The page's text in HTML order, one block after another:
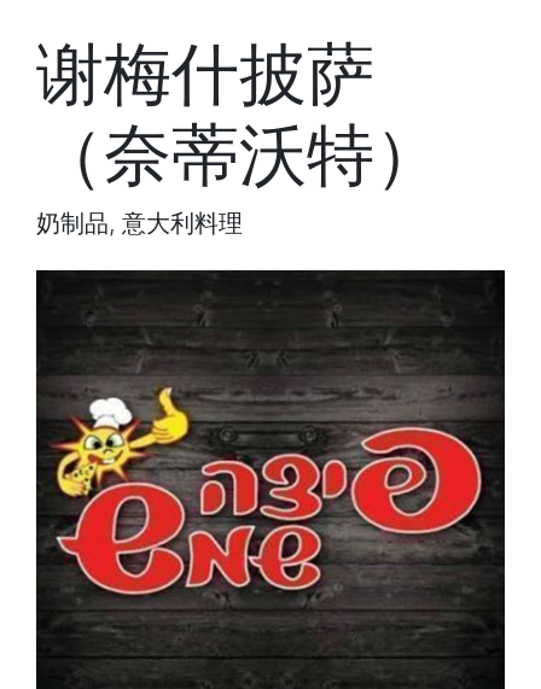
谢梅什披萨
（奈蒂沃特）
奶制品, 意大利料理